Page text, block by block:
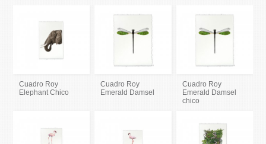
Cuadro Roy
Elephant Chico
Cuadro Roy
Emerald Damsel
Cuadro Roy
Emerald Damsel
chico